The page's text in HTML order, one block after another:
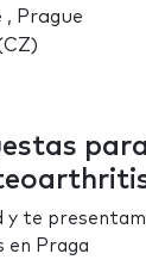
, Prague
te
en Praga